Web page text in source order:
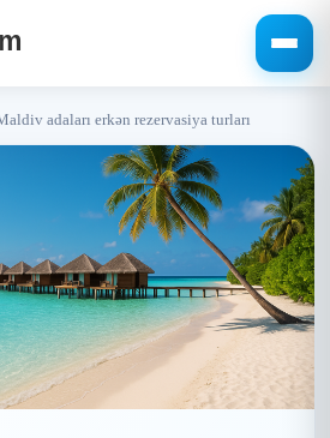
adaları erkən rezervasiya turları